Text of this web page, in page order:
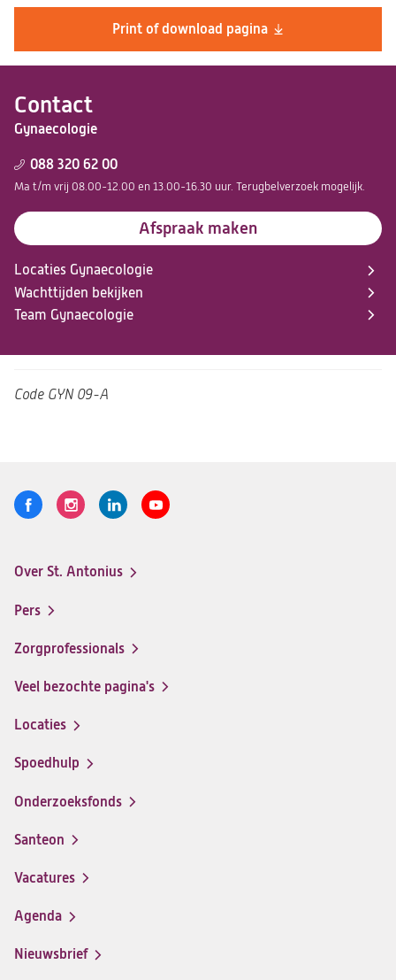
Contact
Gynaecologie
088 320 62 00
Ma t/m vrij 08.00-12.00 en 13.00-16.30 uur. Terugbelverzoek mogelijk.
Afspraak maken
Locaties Gynaecologie
Wachttijden bekijken
Team Gynaecologie
Print of download pagina
Code GYN 09-A
Volg
Logo
een
ziekenhuis
op
Logo
een
op
Logo
een
op
Logo
menu
Over St. Antonius
Pers
Zorgprofessionals
Veel bezochte pagina's
Locaties
Spoedhulp
Onderzoeksfonds
Santeon
(opent
in
nieuwe
Vacatures
(opent
in
nieuwe
Agenda
Nieuwsbrief